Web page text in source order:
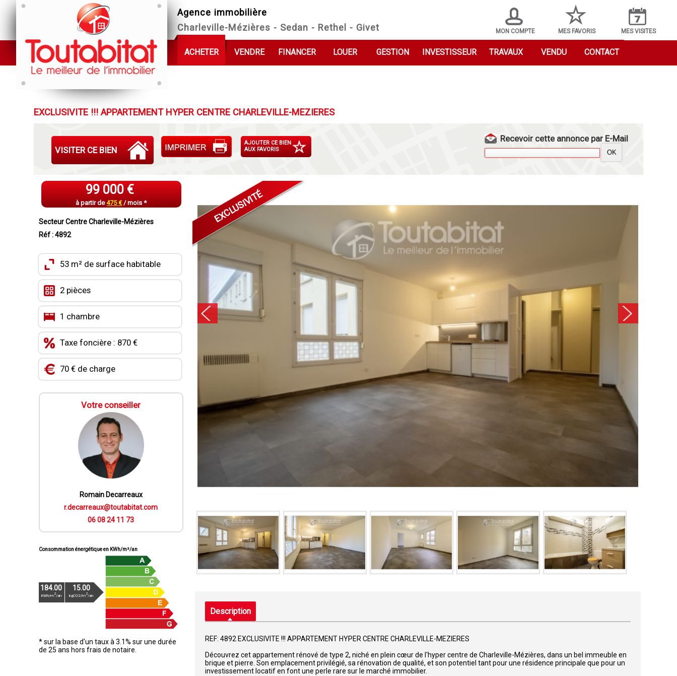
Agence immobilière
Charleville-Mézières - Sedan - Rethel - Givet
ACHETER VENDRE FINANCER LOUER GESTION INVESTISSEUR TRAVAUX VENDU CONTACT
MES VISITES
MES FAVORIS
MON COMPTE
EXCLUSIVITE !!! APPARTEMENT HYPER CENTRE CHARLEVILLE-MEZIERES
Recevoir cette annonce par E-Mail
VISITER CE BIEN
AJOUTER CE BIEN
AUX FAVORIS
99 000 €
à partir de475 €/ mois *
Secteur Centre Charleville-Mézières
Réf : 4892
53 m² de surface habitable
2 pièces
1 chambre
Taxe foncière : 870 €
70 € de charge
Votre conseiller
Romain Decarreaux
r.decarreaux@toutabitat.com
06 08 24 11 73
Consommation énergétique en KWh/m²/an
184.00
KWh/m2/an
15.00
kgCO2/m2/an
* sur la base d'un taux à 3.1% sur une durée
de 25 ans hors frais de notaire.
EXCLUSIVITÉ
Description
REF: 4892 EXCLUSIVITE !!! APPARTEMENT HYPER CENTRE CHARLEVILLE-MEZIERES
Découvrez cet appartement rénové de type 2, niché en plein cœur de l'hyper centre de Charleville-Mézières, dans un bel immeuble en
brique et pierre. Son emplacement privilégié, sa rénovation de qualité, et son potentiel tant pour une résidence principale que pour un
investissement locatif en font une perle rare sur le marché immobilier.